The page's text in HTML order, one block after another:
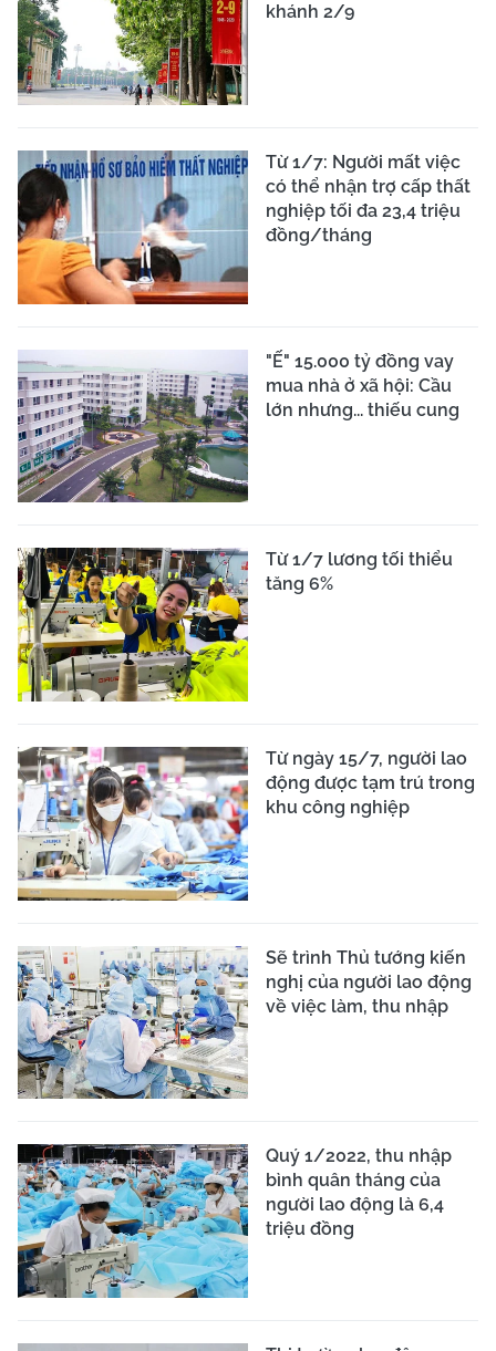
khánh 2/9
Từ 1/7: Người mất việc
có thể nhận trợ cấp thất
nghiệp tối đa 23,4 triệu
đồng/tháng
"Ế" 15.000 tỷ đồng vay
mua nhà ở xã hội: Cầu
lớn nhưng... thiếu cung
Từ 1/7 lương tối thiểu
tăng 6%
Từ ngày 15/7, người lao
động được tạm trú trong
khu công nghiệp
Sẽ trình Thủ tướng kiến
nghị của người lao động
về việc làm, thu nhập
Quý 1/2022, thu nhập
bình quân tháng của
người lao động là 6,4
triệu đồng